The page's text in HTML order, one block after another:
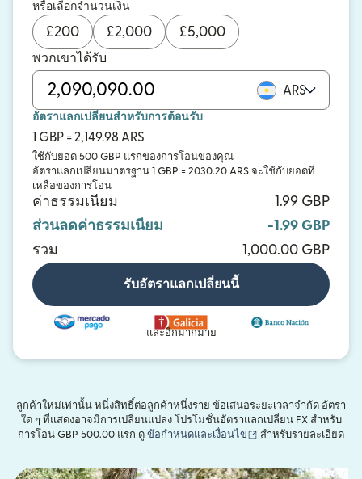
หรือเลือกจำนวนเงิน
£200 £2,000 £5,000
พวกเขาได้รับ
ARS
อัตราแลกเปลี่ยนสำหรับการต้อนรับ
1 GBP = 2,149.98 ARS
ใช้กับยอด 500 GBP แรกของการโอนของคุณ
อัตราแลกเปลี่ยนมาตรฐาน 1 GBP = 2030.20 ARS จะใช้กับยอดที่
เหลือของการโอน
ค่าธรรมเนียม
1.99 GBP
ส่วนลดค่าธรรมเนียม
-1.99 GBP
รวม
1,000.00 GBP
รับอัตราแลกเปลี่ยนนี้
และอีกมากมาย
ลูกค้าใหม่เท่านั้น หนึ่งสิทธิ์ต่อลูกค้าหนึ่งราย ข้อเสนอระยะเวลาจำกัด อัตรา
ใด ๆ ที่แสดงอาจมีการเปลี่ยนแปลง โปรโมชั่นอัตราแลกเปลี่ยน FX สำหรับ
การโอน GBP 500.00 แรก ดู ข้อกำหนดและเงื่อนไข (เปิดในหน้าต่างใหม่)
สำหรับรายละเอียด